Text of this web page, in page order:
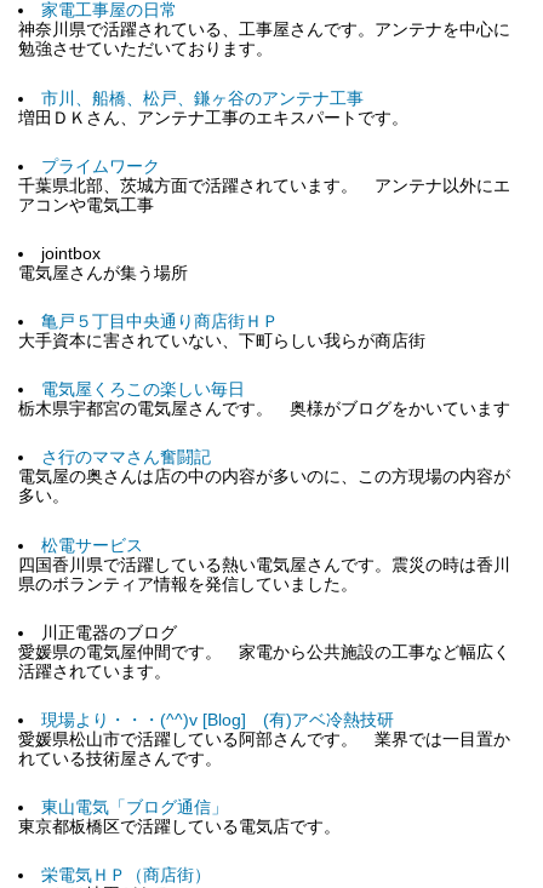
家電工事屋の日常
神奈川県で活躍されている、工事屋さんです。アンテナを中心に
勉強させていただいております。
市川、船橋、松戸、鎌ヶ谷のアンテナ工事
増田ＤＫさん、アンテナ工事のエキスパートです。
プライムワーク
千葉県北部、茨城方面で活躍されています。 アンテナ以外にエ
アコンや電気工事
jointbox
電気屋さんが集う場所
亀戸５丁目中央通り商店街ＨＰ
大手資本に害されていない、下町らしい我らが商店街
電気屋くろこの楽しい毎日
栃木県宇都宮の電気屋さんです。 奥様がブログをかいています
さ行のママさん奮闘記
電気屋の奥さんは店の中の内容が多いのに、この方現場の内容が
多い。
松電サービス
四国香川県で活躍している熱い電気屋さんです。震災の時は香川
県のボランティア情報を発信していました。
川正電器のブログ
愛媛県の電気屋仲間です。 家電から公共施設の工事など幅広く
活躍されています。
現場より・・・(^^)v [Blog] (有)アベ冷熱技研
愛媛県松山市で活躍している阿部さんです。 業界では一目置か
れている技術屋さんです。
東山電気「ブログ通信」
東京都板橋区で活躍している電気店です。
栄電気ＨＰ（商店街）